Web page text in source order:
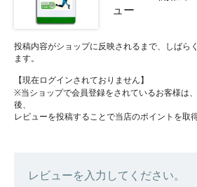
ュー
投稿内容がショップに反映されるまで、しばら
ます。
【現在ログインされておりません】
※当ショップで会員登録をされているお客様は
後、
レビューを投稿することで当店のポイントを取
レビューを入力してください。